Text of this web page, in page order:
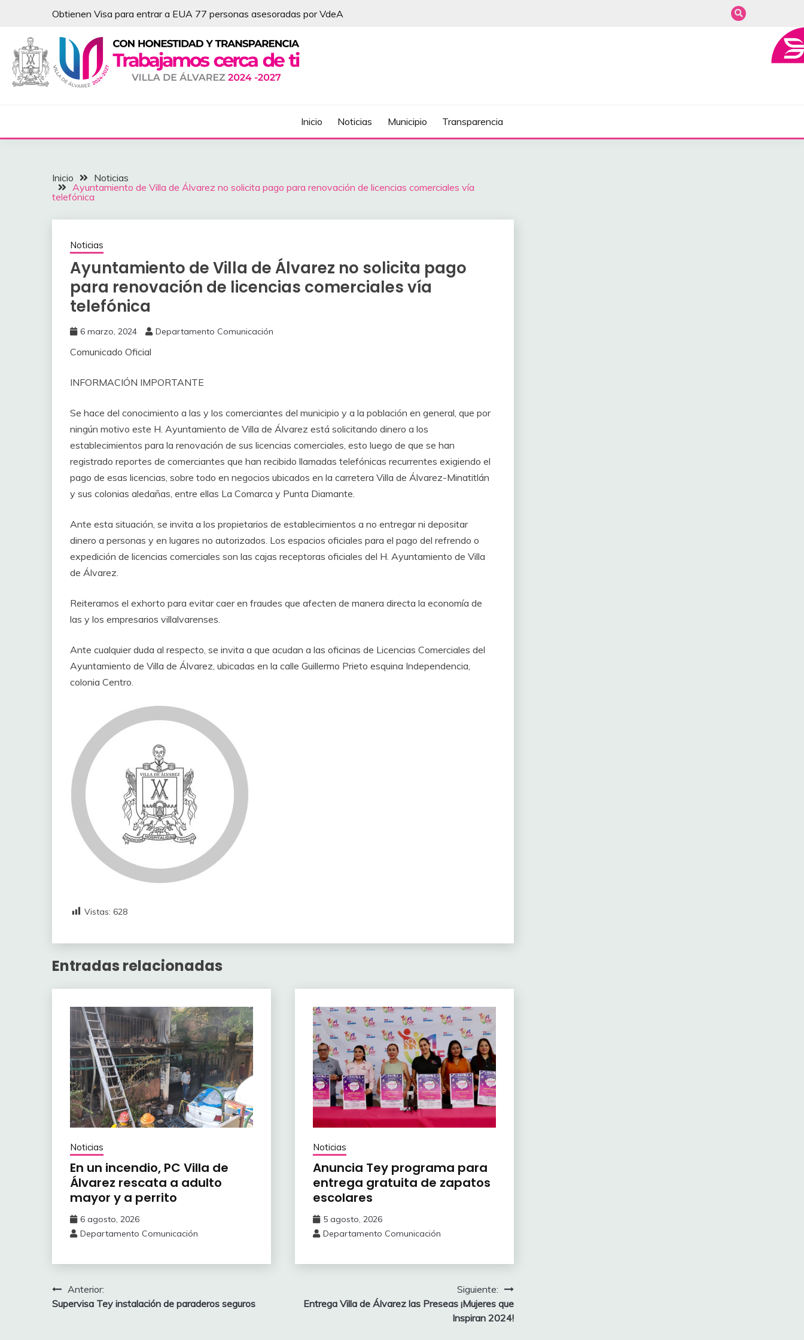
contenido
Obtienen Visa para entrar a EUA 77 personas asesoradas por VdeA
NOTICIAS – VILLA DEL ÁLVAREZ
Inicio Noticias Municipio Transparencia
Inicio
Noticias
Ayuntamiento de Villa de Álvarez no solicita pago para renovación de licencias comerciales vía
telefónica
Noticias
Ayuntamiento de Villa de Álvarez no solicita pago
para renovación de licencias comerciales vía
telefónica
6 marzo, 2024 Departamento Comunicación
Comunicado Oficial
INFORMACIÓN IMPORTANTE
Se hace del conocimiento a las y los comerciantes del municipio y a la población en general, que por
ningún motivo este H. Ayuntamiento de Villa de Álvarez está solicitando dinero a los
establecimientos para la renovación de sus licencias comerciales, esto luego de que se han
registrado reportes de comerciantes que han recibido llamadas telefónicas recurrentes exigiendo el
pago de esas licencias, sobre todo en negocios ubicados en la carretera Villa de Álvarez-Minatitlán
y sus colonias aledañas, entre ellas La Comarca y Punta Diamante.
Ante esta situación, se invita a los propietarios de establecimientos a no entregar ni depositar
dinero a personas y en lugares no autorizados. Los espacios oficiales para el pago del refrendo o
expedición de licencias comerciales son las cajas receptoras oficiales del H. Ayuntamiento de Villa
de Álvarez.
Reiteramos el exhorto para evitar caer en fraudes que afecten de manera directa la economía de
las y los empresarios villalvarenses.
Ante cualquier duda al respecto, se invita a que acudan a las oficinas de Licencias Comerciales del
Ayuntamiento de Villa de Álvarez, ubicadas en la calle Guillermo Prieto esquina Independencia,
colonia Centro.
Vistas: 628
Entradas relacionadas
Noticias
En un incendio, PC Villa de
Álvarez ‎rescata a adulto
mayor y a perrito
6 agosto, 2026
Departamento Comunicación
Noticias
Anuncia Tey programa para
entrega gratuita de zapatos
escolares
5 agosto, 2026
Departamento Comunicación
Navegación
de
Anterior:
Supervisa Tey instalación de paraderos seguros
Siguiente:
Entrega Villa de Álvarez las Preseas ¡Mujeres que
Inspiran 2024!